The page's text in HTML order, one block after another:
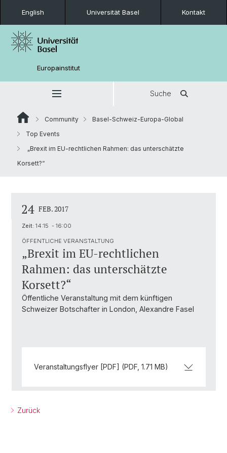
English Universität Basel Kontakt
Europainstitut
Suche
Community
Basel-Schweiz-Europa-Global
Top Events
„Brexit im EU-rechtlichen Rahmen: das unterschätzte
Korsett?“
24 FEB. 2017
Zeit: 14:15 - 16:00
ÖFFENTLICHE VERANSTALTUNG
„Brexit im EU-rechtlichen
Rahmen: das unterschätzte
Korsett?“
Öffentliche Veranstaltung mit dem künftigen
Schweizer Botschafter in London, Alexandre Fasel
Veranstaltungsflyer [PDF] (PDF, 1.71 MB)
Zurück